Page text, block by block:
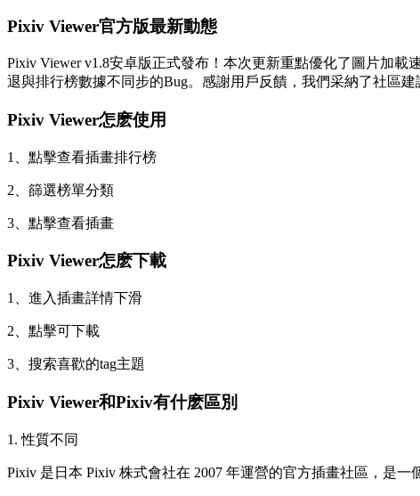
Pixiv Viewer官方版最新動態
Pixiv Viewer v1.8安卓版正式發布！本次更新重點優化了圖片加
退與排行榜數據不同步的Bug。感謝用戶反饋，我們采納了社區
Pixiv Viewer怎麽使用
1、點擊查看插畫排行榜
2、篩選榜單分類
3、點擊查看插畫
Pixiv Viewer怎麽下載
1、進入插畫詳情下滑
2、點擊可下載
3、搜索喜歡的tag主題
Pixiv Viewer和Pixiv有什麽區別
1. 性質不同
Pixiv 是日本 Pixiv 株式會社在 2007 年運營的官方插畫社區，是